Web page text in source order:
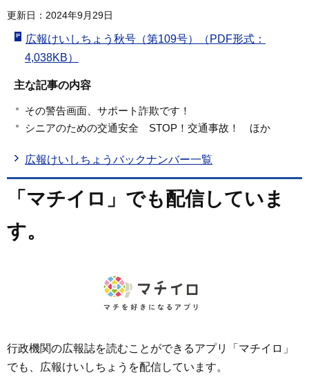
更新日：2024年9月29日
広報けいしちょう秋号（第109号）（PDF形式：
4,038KB）
主な記事の内容
その警告画面、サポート詐欺です！
シニアのための交通安全 STOP！交通事故！ ほか
広報けいしちょうバックナンバー一覧
「マチイロ」でも配信していま
す。
行政機関の広報誌を読むことができるアプリ「マチイロ」
でも、広報けいしちょうを配信しています。